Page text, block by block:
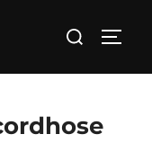
Suchen